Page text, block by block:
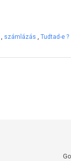
, számlázás , Tudtad-e ?